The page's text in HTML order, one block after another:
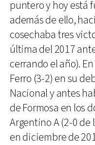
puntero y hoy está
además de ello,
cosechaba tres
última del 2017
cerrando el año).
Ferro (3-2) en su
Nacional y antes
de Formosa en los
Argentino A (2-0 de
en diciembre de